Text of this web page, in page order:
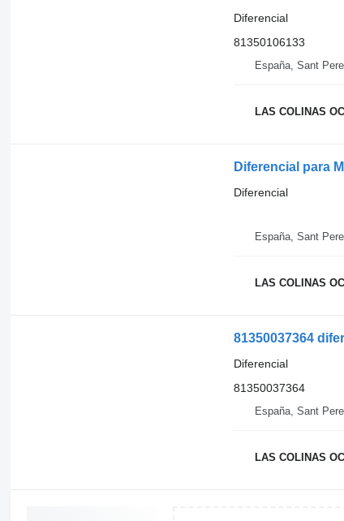
Diferencial
81350106133
España, Sant
LAS COLINAS
Diferencial para
Diferencial
España, Sant
LAS COLINAS
81350037364
Diferencial
81350037364
España, Sant
LAS COLINAS